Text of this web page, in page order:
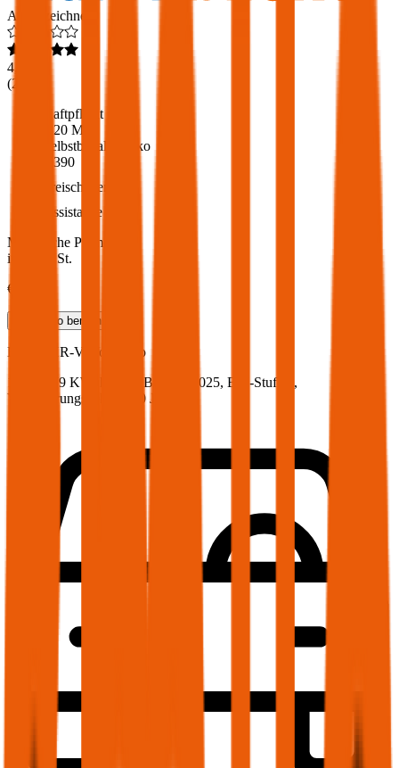
Ausgezeichnet
4,6
(216
Haftpflicht
€ 20 Mio.
Selbstbehalt Kasko
€ 390
Freischaden
Assistance
Monatliche Prämie
inkl. mVSt.
€ 79,79
Teilkasko berechnen
Honda
HR-V, Vollkasko
107 PS/79 KW, hybrid, Baujahr 2025, BM-Stufe
,
Versicherungsnehmer 30 Jahre